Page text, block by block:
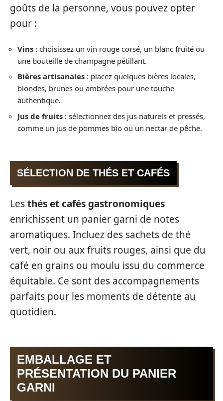
goûts de la personne, vous pouvez opter
pour :
Vins : choisissez un vin rouge corsé, un blanc fruité ou
une bouteille de champagne pétillant.
Bières artisanales : placez quelques bières locales,
blondes, brunes ou ambrées pour une touche
authentique.
Jus de fruits : sélectionnez des jus naturels et pressés,
comme un jus de pommes bio ou un nectar de pêche.
SÉLECTION DE THÉS ET CAFÉS
Lesthés et cafés gastronomiques
enrichissent un panier garni de notes
aromatiques. Incluez des sachets de thé
vert, noir ou aux fruits rouges, ainsi que du
café en grains ou moulu issu du commerce
équitable. Ce sont des accompagnements
parfaits pour les moments de détente au
quotidien.
EMBALLAGE ET
PRÉSENTATION DU PANIER
GARNI